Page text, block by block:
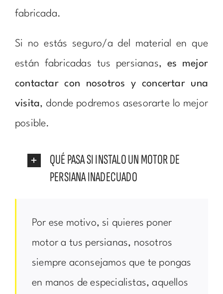
fabricada.
Si no estás seguro/a del material en que
están fabricadas tus persianas, es mejor
contactar con nosotros y concertar una
visita, donde podremos asesorarte lo mejor
posible.
QUÉ PASA SI INSTALO UN MOTOR DE
PERSIANA INADECUADO
Por ese motivo, si quieres poner
motor a tus persianas, nosotros
siempre aconsejamos que te pongas
en manos de especialistas, aquellos